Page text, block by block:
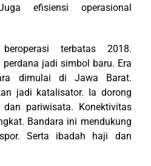
efisiensi operasional
terbatas 2018.
perdana jadi simbol baru. Era
dimulai di Jawa Barat.
jadi katalisator. Ia dorong
pariwisata. Konektivitas
Bandara ini mendukung
Serta ibadah haji dan